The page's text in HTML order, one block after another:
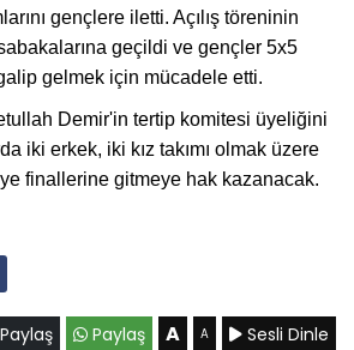
gençlere iletti. Açılış töreninin
geçildi ve gençler 5x5
gelmek için mücadele etti.
Demir'in tertip komitesi üyeliğini
iki erkek, iki kız takımı olmak üzere
finallerine gitmeye hak kazanacak.
Paylaş Paylaş A A Sesli Dinle